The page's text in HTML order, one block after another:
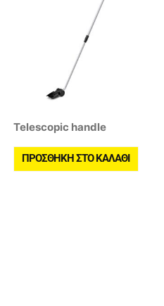
Telescopic handle
ΠΡΟΣΘΉΚΗ ΣΤΟ ΚΑΛΆΘΙ